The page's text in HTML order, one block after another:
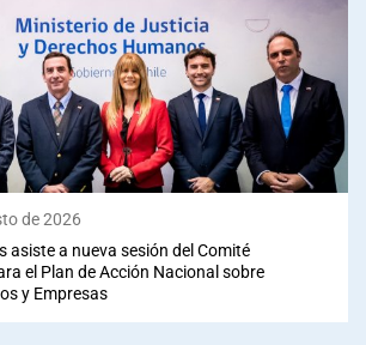
de 2026
asiste a nueva sesión del Comité
el Plan de Acción Nacional sobre
y Empresas